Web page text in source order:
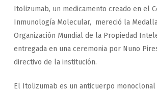
Itolizumab, un medicamento creado en el
Inmunología Molecular, mereció la
Organización Mundial de la Propiedad
entregada en una ceremonia por Nuno
directivo de la institución.
El Itolizumab es un anticuerpo monoclonal